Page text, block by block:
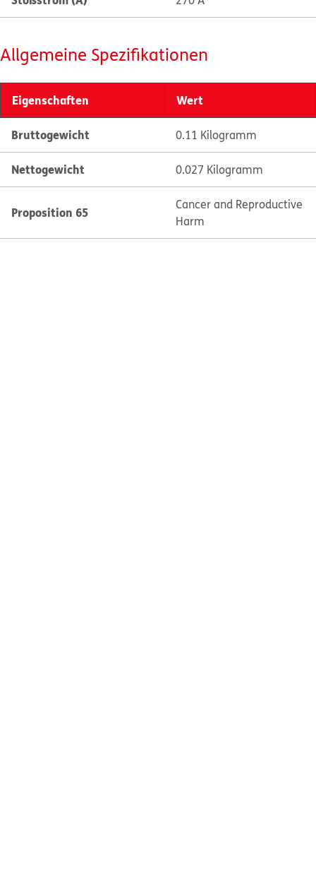
Allgemeine Spezifikationen
Eigenschaften Wert
Bruttogewicht 0.11 Kilogramm
Nettogewicht 0.027 Kilogramm
Proposition 65
Cancer and Reproductive
Harm